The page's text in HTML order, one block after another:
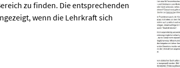
zu finden. Die entsprechenden
wenn die Lehrkraft sich